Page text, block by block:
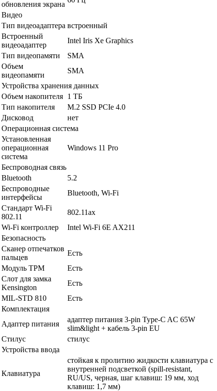
обновления экрана
Видео
Тип видеоадаптера встроенный
Встроенный
видеоадаптер
Intel Iris Xe Graphics
Тип видеопамяти
SMA
Объем
видеопамяти
SMA
Устройства хранения данных
Объем накопителя 1 ТБ
Тип накопителя
M.2 SSD PCIe 4.0
Дисковод
нет
Операционная система
Установленная
операционная
система
Windows 11 Pro
Беспроводная связь
Bluetooth
5.2
Беспроводные
интерфейсы
Bluetooth, Wi-Fi
Стандарт Wi-Fi
802.11
802.11ax
Wi-Fi контроллер
Intel Wi-Fi 6E AX211
Безопасность
Сканер отпечатков
пальцев
Есть
Модуль TPM
Есть
Слот для замка
Kensington
Есть
MIL-STD 810
Есть
Комплектация
Адаптер питания
адаптер питания 3-pin Type-C AC 65W
slim&light + кабель 3-pin EU
Стилус
стилус
Устройства ввода
Клавиатура
cтойкая к пролитию жидкости клавиатура с
внутренней подсветкой (spill-resistant,
RU/US, черная, шаг клавиш: 19 мм, ход
клавиш: 1,7 мм)